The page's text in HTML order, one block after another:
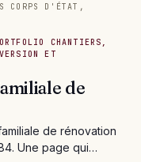
CORPS D'ÉTAT,
CHANTIERS,
ET
de
de rénovation
Une page qui